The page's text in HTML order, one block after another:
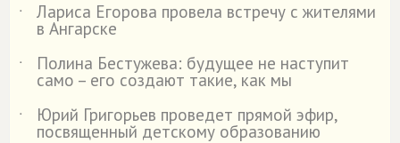
˙ Лариса Егорова провела встречу с жителями
в Ангарске
˙
Полина Бестужева: будущее не наступит
само – его создают такие, как мы
˙
Юрий Григорьев проведет прямой эфир,
посвященный детскому образованию